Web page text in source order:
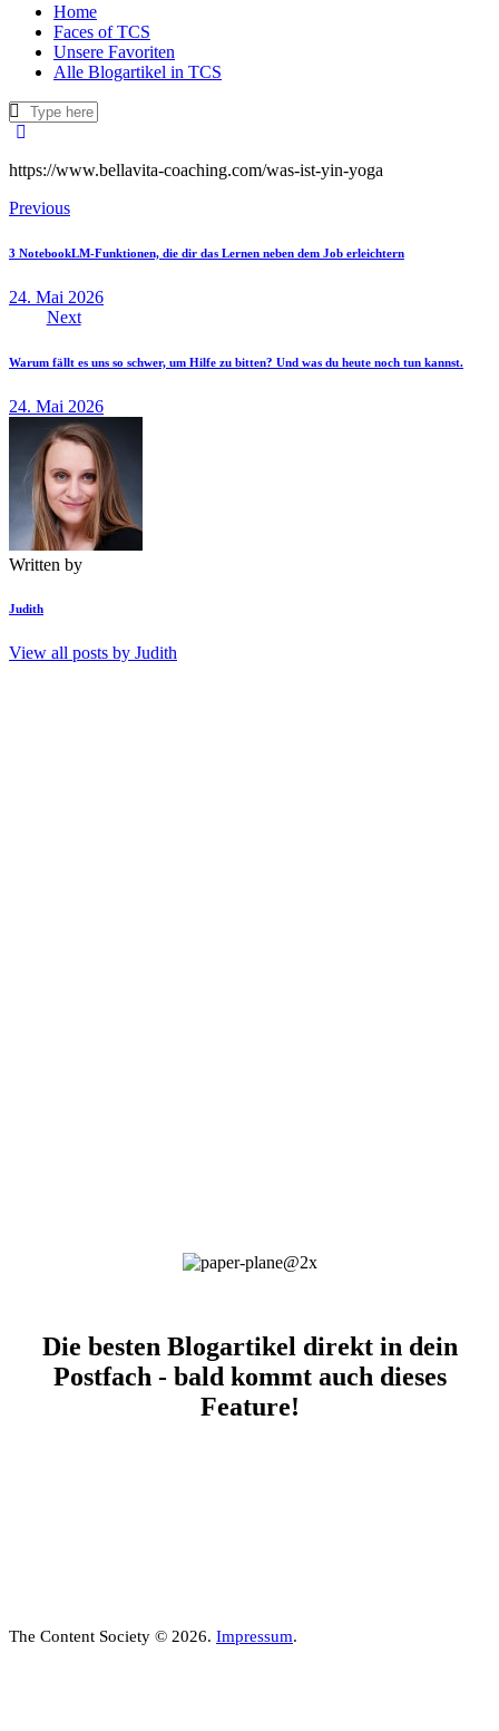
Home
Faces of TCS
Unsere Favoriten
Alle Blogartikel in TCS
https://www.bellavita-coaching.com/was-ist-yin-yoga
Beitragsnavigation
Previous
3 NotebookLM-Funktionen, die dir das Lernen neben dem Job erleichtern
24. Mai 2026
Next
Warum fällt es uns so schwer, um Hilfe zu bitten? Und was du heute noch tun kannst.
24. Mai 2026
Written by
Judith
View all posts by Judith
Die besten Blogartikel direkt in dein
Postfach - bald kommt auch dieses
Feature!
The Content Society © 2026. Impressum.